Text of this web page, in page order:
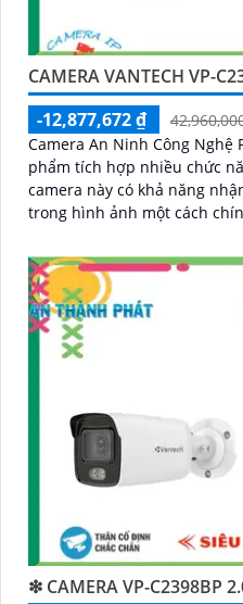
CAMERA VANTECH VP-
-12,877,672 ₫
Camera An Ninh Công Nghệ
phẩm tích hợp nhiều chức năng ưu việt.
camera này có khả năng
trong hình ảnh một cách
❇ CAMERA VP-C2398BP